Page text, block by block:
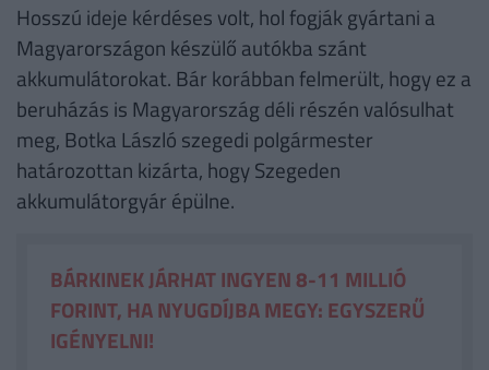
Hosszú ideje kérdéses volt, hol fogják gyártani a
Magyarországon készülő autókba szánt
akkumulátorokat. Bár korábban felmerült, hogy ez a
beruházás is Magyarország déli részén valósulhat
meg, Botka László szegedi polgármester
határozottan kizárta, hogy Szegeden
akkumulátorgyár épülne.
BÁRKINEK JÁRHAT INGYEN 8-11 MILLIÓ
FORINT, HA NYUGDÍJBA MEGY: EGYSZERŰ
IGÉNYELNI!